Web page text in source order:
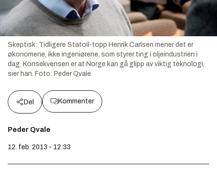
Skeptisk: Tidligere Statoil-topp Henrik Carlsen mener det er
økonomene, ikke ingeniørene, som styrer ting i oljeindustrien i
dag. Konsekvensen er at Norge kan gå glipp av viktig teknologi,
sier han. Foto: Peder Qvale
Del Kommenter
Peder Qvale
12. feb. 2013 - 12:33